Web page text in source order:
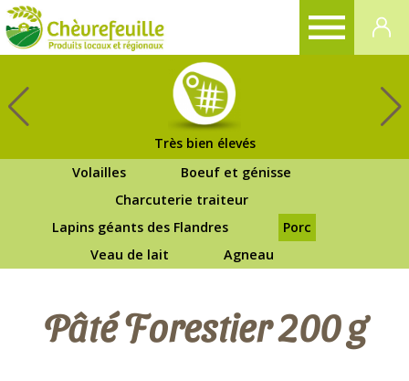
Très bien élevés
Volailles
Boeuf et génisse
Charcuterie traiteur
Lapins géants des Flandres
Porc
Veau de lait
Agneau
Pâté Forestier 200 g